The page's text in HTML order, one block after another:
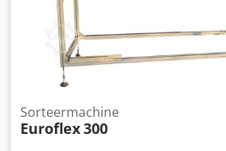
Sorteermachine
Euroflex300